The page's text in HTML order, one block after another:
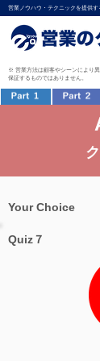
営業ノウハウ・テクニックを提供す
※ 営業方法は顧客やシーンにより
保証するものではありません。
Your Choice
Quiz７